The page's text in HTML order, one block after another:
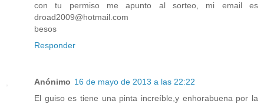
con tu permiso me apunto al sorteo, mi email es
droad2009@hotmail.com
besos
Responder
Anónimo 16 de mayo de 2013 a las 22:22
El guiso es tiene una pinta increíble,y enhorabuena por la